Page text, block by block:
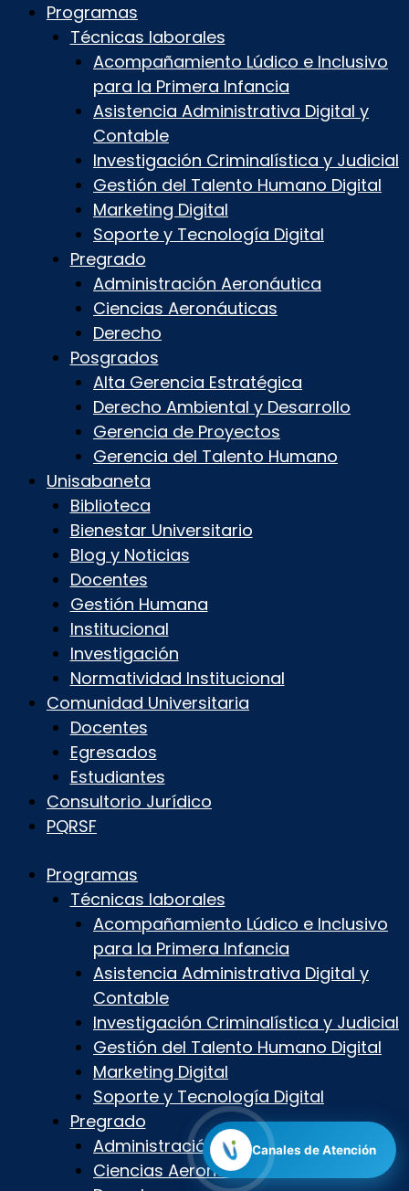
Canales de Atención
Programas
Técnicas laborales
Acompañamiento Lúdico e Inclusivo
para la Primera Infancia
Asistencia Administrativa Digital y
Contable
Investigación Criminalística y Judicial
Gestión del Talento Humano Digital
Marketing Digital
Soporte y Tecnología Digital
Pregrado
Administración Aeronáutica
Ciencias Aeronáuticas
Derecho
Posgrados
Alta Gerencia Estratégica
Derecho Ambiental y Desarrollo
Gerencia de Proyectos
Gerencia del Talento Humano
Unisabaneta
Biblioteca
Bienestar Universitario
Blog y Noticias
Docentes
Gestión Humana
Institucional
Investigación
Normatividad Institucional
Comunidad Universitaria
Docentes
Egresados
Estudiantes
Consultorio Jurídico
PQRSF
Programas
Técnicas laborales
Acompañamiento Lúdico e Inclusivo
para la Primera Infancia
Asistencia Administrativa Digital y
Contable
Investigación Criminalística y Judicial
Gestión del Talento Humano Digital
Marketing Digital
Soporte y Tecnología Digital
Pregrado
Administración Aeronáutica
Ciencias Aeronáuticas